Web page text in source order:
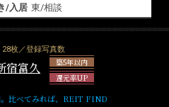
/入居 東/相談
28枚／登録写真数
宿富久
築5年以内
還元率UP
比べてみれば、REIT FIND